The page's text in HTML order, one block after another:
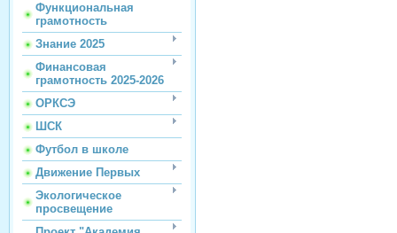
Функциональная
грамотность
Знание 2025
Финансовая
грамотность 2025-2026
ОРКСЭ
ШСК
Футбол в школе
Движение Первых
Экологическое
просвещение